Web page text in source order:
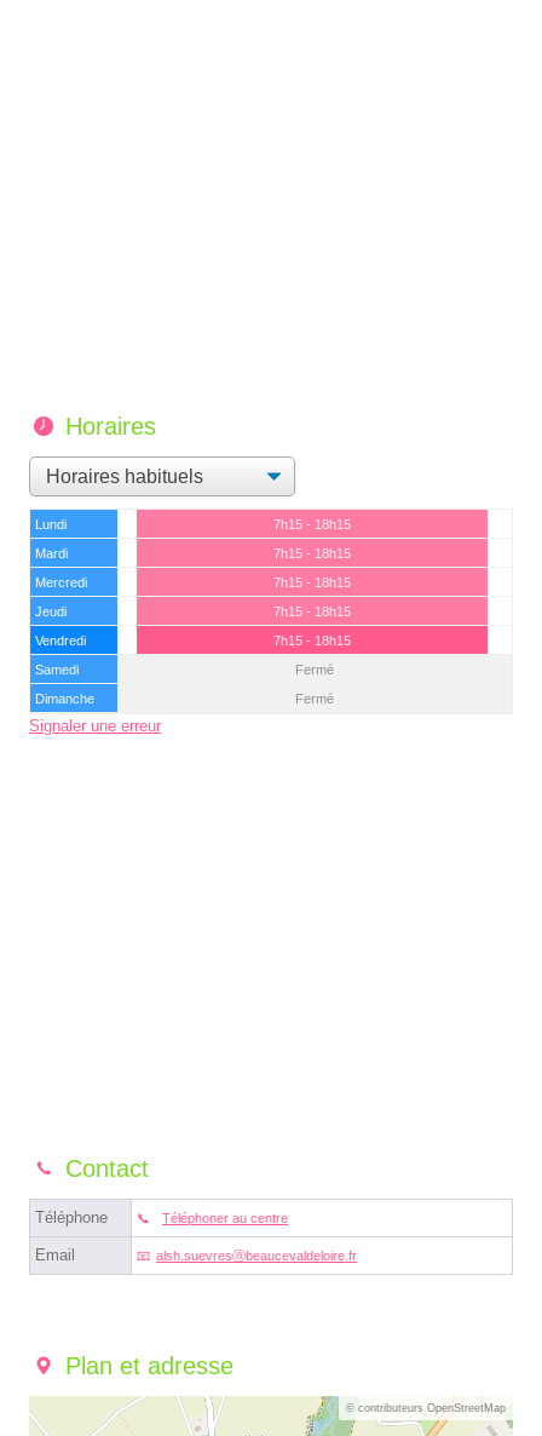
Horaires
Lundi
7h15 - 18h15
Mardi
7h15 - 18h15
Mercredi
7h15 - 18h15
Jeudi
7h15 - 18h15
Vendredi
7h15 - 18h15
Samedi
Fermé
Dimanche
Fermé
Signaler une erreur
Contact
Téléphone Téléphoner au centre
Email alsh.suevresⓐbeaucevaldeloire.fr
Plan et adresse
© contributeurs OpenStreetMap